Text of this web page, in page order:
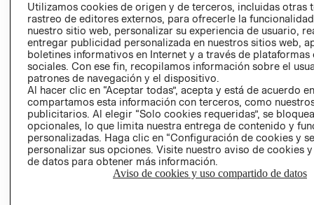
EMPRESARIAL
CONDICIONES
AVISO DE
PRIVACIDAD
GIFT CARD
COOKIES
Utilizamos cookies de origen y de terceros, incluidas otras
rastreo de editores externos, para ofrecerle la
nuestro sitio web, personalizar su experiencia de usuario,
entregar publicidad personalizada en nuestros sitios web,
boletines informativos en Internet y a través de plataformas
sociales. Con ese fin, recopilamos información sobre el
patrones de navegación y el dispositivo.
Al hacer clic en “Aceptar todas”, acepta y está de acuerdo
compartamos esta información con terceros, como
publicitarios. Al elegir “Solo cookies requeridas”, se
opcionales, lo que limita nuestra entrega de contenido y
personalizadas. Haga clic en “Configuración de cookies y
personalizar sus opciones. Visite nuestro aviso de cookies
de datos para obtener más información.
Aviso de cookies y uso compartido de datos